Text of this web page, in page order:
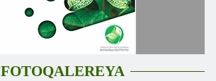
FOTOQALEREYA